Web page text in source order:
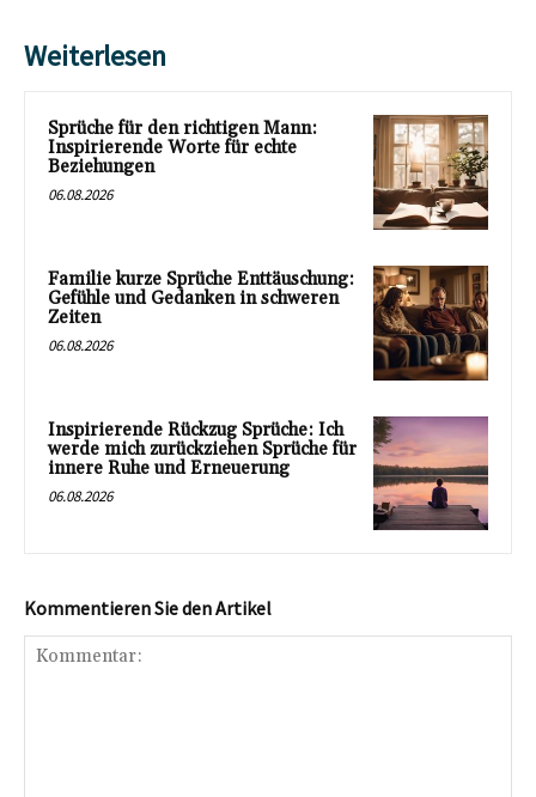
Weiterlesen
Sprüche für den richtigen Mann:
Inspirierende Worte für echte
Beziehungen
06.08.2026
Familie kurze Sprüche Enttäuschung:
Gefühle und Gedanken in schweren
Zeiten
06.08.2026
Inspirierende Rückzug Sprüche: Ich
werde mich zurückziehen Sprüche für
innere Ruhe und Erneuerung
06.08.2026
Kommentieren Sie den Artikel